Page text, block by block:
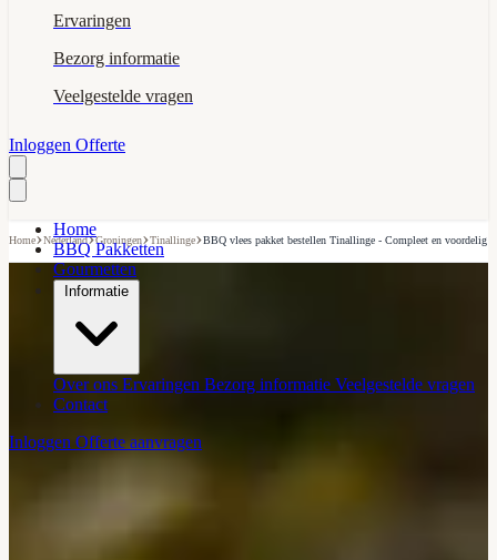
Ervaringen
Bezorg informatie
Veelgestelde vragen
Inloggen Offerte
Home
BBQ Pakketten
Gourmetten
Informatie
Over ons Ervaringen Bezorg informatie Veelgestelde vragen
Contact
Inloggen Offerte aanvragen
Home›Nederland›Groningen›Tinallinge›BBQ vlees pakket bestellen Tinallinge - Compleet en voordelig